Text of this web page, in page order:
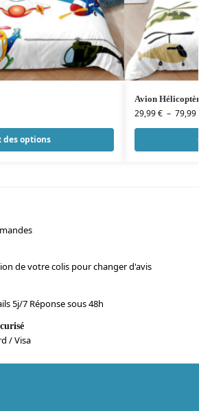
des options
Avion
29,99€ – 79,99
de votre colis pour changer d'avis
5j/7 Réponse sous 48h
/ Visa